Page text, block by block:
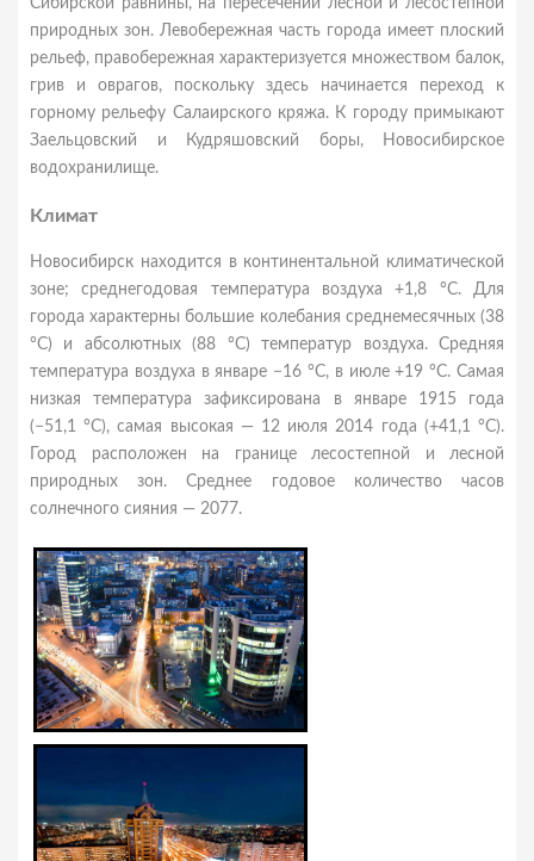
Сибирской равнины, на пересечении лесной и лесостепной
природных зон. Левобережная часть города имеет плоский
рельеф, правобережная характеризуется множеством балок,
грив и оврагов, поскольку здесь начинается переход к
горному рельефу Салаирского кряжа. К городу примыкают
Заельцовский и Кудряшовский боры, Новосибирское
водохранилище.
Климат
Новосибирск находится в континентальной климатической
зоне; среднегодовая температура воздуха +1,8 °C. Для
города характерны большие колебания среднемесячных (38
°C) и абсолютных (88 °C) температур воздуха. Средняя
температура воздуха в январе −16 °C, в июле +19 °C. Самая
низкая температура зафиксирована в январе 1915 года
(−51,1 °C), самая высокая — 12 июля 2014 года (+41,1 °C).
Город расположен на границе лесостепной и лесной
природных зон. Среднее годовое количество часов
солнечного сияния — 2077.